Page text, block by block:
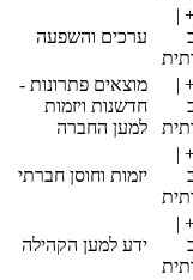
|
ערכים והשפעה
|
מוצאים פתרונות -
חדשנות ויזמות
למען החברה
|
יזמות וחוסן חברתי
|
ידע למען הקהילה